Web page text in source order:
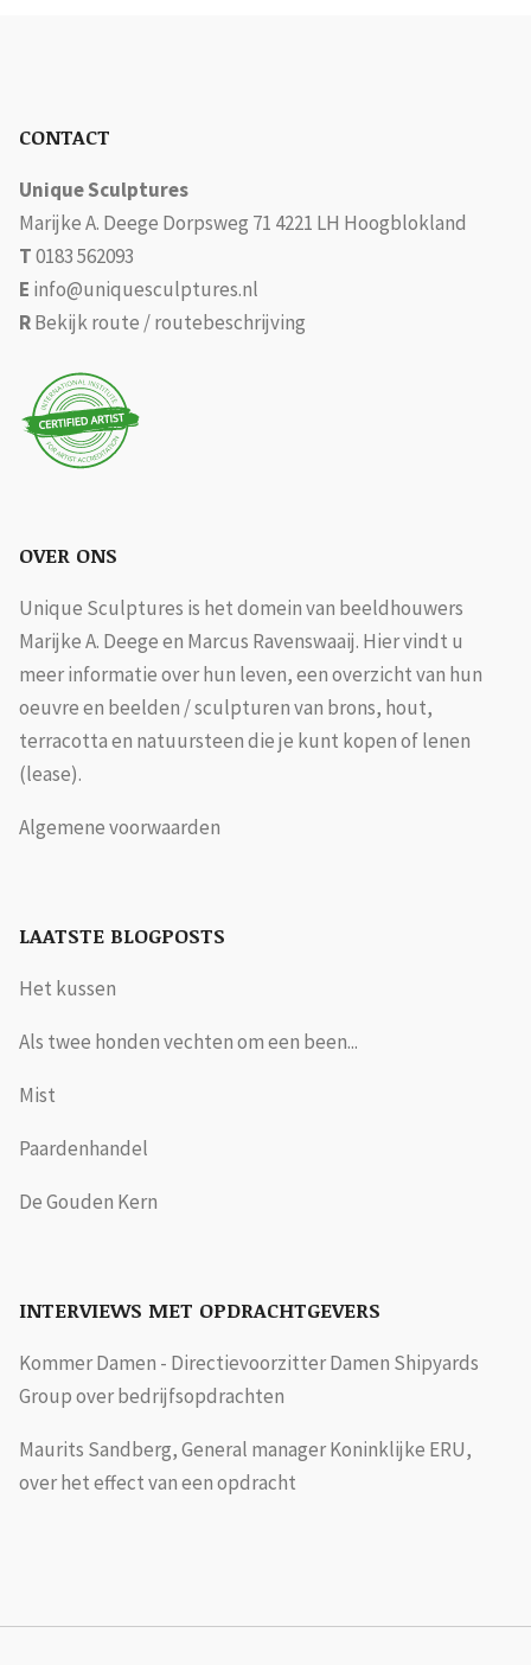
CONTACT
Unique Sculptures
Marijke A. Deege Dorpsweg 71 4221 LH Hoogblokland
T0183 562093
E info@uniquesculptures.nl
RBekijk route / routebeschrijving
OVER ONS
Unique Sculptures is het domein van beeldhouwers
Marijke A. Deege en Marcus Ravenswaaij. Hier vindt u
meer informatie over hun leven, een overzicht van hun
oeuvre en beelden / sculpturen van brons, hout,
terracotta en natuursteen die je kunt kopen of lenen
(lease).
Algemene voorwaarden
LAATSTE BLOGPOSTS
Het kussen
Als twee honden vechten om een been...
Mist
Paardenhandel
De Gouden Kern
INTERVIEWS MET OPDRACHTGEVERS
Kommer Damen - Directievoorzitter Damen Shipyards
Group over bedrijfsopdrachten
Maurits Sandberg, General manager Koninklijke ERU,
over het effect van een opdracht